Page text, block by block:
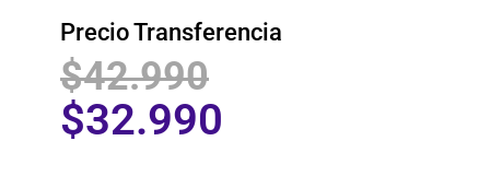
Precio Transferencia
$42.990
$32.990